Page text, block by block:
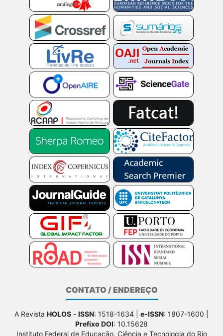
CONTATO / ENDEREÇO
A Revista HOLOS - ISSN: 1518-1634 | e-ISSN: 1807-1600 |
Prefixo DOI: 10.15628
Instituto Federal de Educação, Ciência e Tecnologia do Rio